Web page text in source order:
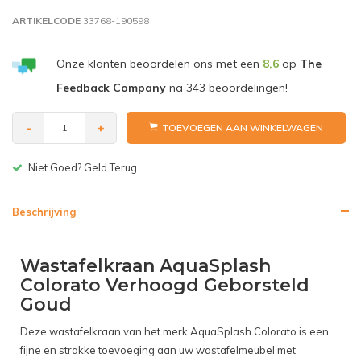
ARTIKELCODE 33768-190598
Onze klanten beoordelen ons met een 8,6op The
Feedback Companyna 343 beoordelingen!
- + TOEVOEGEN AAN WINKELWAGEN
Terug
Beschrijving
Wastafelkraan AquaSplash
Colorato Verhoogd Geborsteld
Goud
Deze wastafelkraan van het merk AquaSplash Colorato is een
fijne en strakke toevoeging aan uw wastafelmeubel met